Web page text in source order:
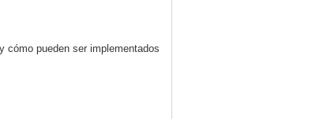
cómo pueden ser implementados